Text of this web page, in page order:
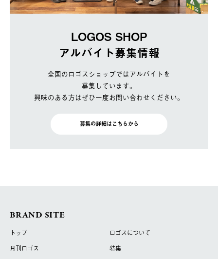
LOGOS SHOP
アルバイト募集情報
全国のロゴスショップではアルバイトを
募集しています。
興味のある方はぜひ一度お問い合わせください。
募集の詳細はこちらから
BRAND SITE
トップ
ロゴスについて
月刊ロゴス
特集